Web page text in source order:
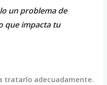
un problema de
que impacta tu
tratarlo adecuadamente.